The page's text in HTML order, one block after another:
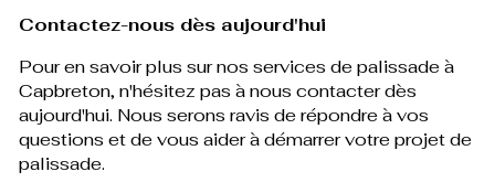
Contactez-nous dès aujourd'hui
Pour en savoir plus sur nos services de palissade à
Capbreton, n'hésitez pas à nous contacter dès
aujourd'hui. Nous serons ravis de répondre à vos
questions et de vous aider à démarrer votre projet de
palissade.